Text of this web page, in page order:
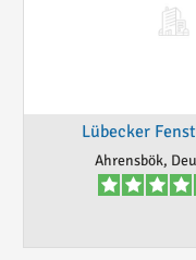
Lübecker
Ahrensbök,